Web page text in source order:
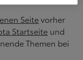
Seitevorher
Startseite und
Themen bei